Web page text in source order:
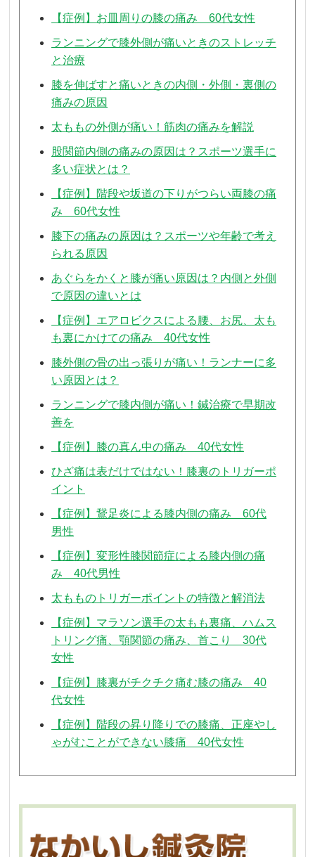
【症例】お皿周りの膝の痛み 60代女性
ランニングで膝外側が痛いときのストレッチ
と治療
膝を伸ばすと痛いときの内側・外側・裏側の
痛みの原因
太ももの外側が痛い！筋肉の痛みを解説
股関節内側の痛みの原因は？スポーツ選手に
多い症状とは？
【症例】階段や坂道の下りがつらい両膝の痛
み 60代女性
膝下の痛みの原因は？スポーツや年齢で考え
られる原因
あぐらをかくと膝が痛い原因は？内側と外側
で原因の違いとは
【症例】エアロビクスによる腰、お尻、太も
も裏にかけての痛み 40代女性
膝外側の骨の出っ張りが痛い！ランナーに多
い原因とは？
ランニングで膝内側が痛い！鍼治療で早期改
善を
【症例】膝の真ん中の痛み 40代女性
ひざ痛は表だけではない！膝裏のトリガーポ
イント
【症例】鵞足炎による膝内側の痛み 60代
男性
【症例】変形性膝関節症による膝内側の痛
み 40代男性
太もものトリガーポイントの特徴と解消法
【症例】マラソン選手の太もも裏痛、ハムス
トリング痛、顎関節の痛み、首こり 30代
女性
【症例】膝裏がチクチク痛む膝の痛み 40
代女性
【症例】階段の昇り降りでの膝痛、正座やし
ゃがむことができない膝痛 40代女性